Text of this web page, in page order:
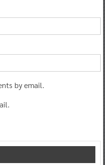
by email.